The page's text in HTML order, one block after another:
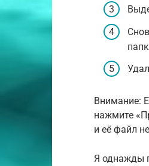
Внимание:
нажмите
и её файл
Я однажды